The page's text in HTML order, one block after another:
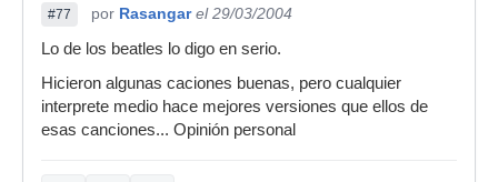
#77 por Rasangar el 29/03/2004
Lo de los beatles lo digo en serio.
Hicieron algunas caciones buenas, pero cualquier
interprete medio hace mejores versiones que ellos de
esas canciones... Opinión personal